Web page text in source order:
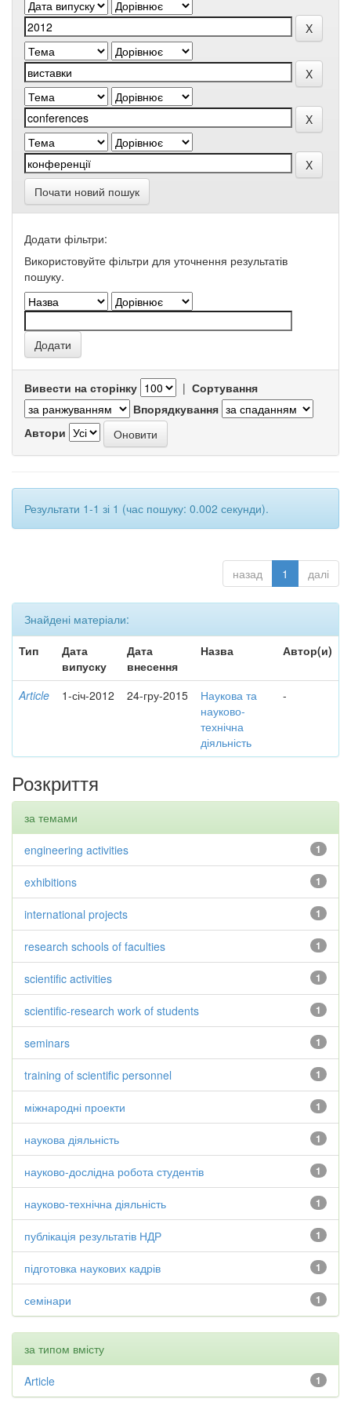
Почати новий пошук
Додати фільтри:
Використовуйте фільтри для уточнення результатів
пошуку.
Вивести на сторінку | Сортування
Впорядкування
Автори
Результати 1-1 зі 1 (час пошуку: 0.002 секунди).
назад 1 далі
Знайдені матеріали:
Тип
Дата
випуску
Дата
внесення
Назва Автор(и)
Article 1-січ-2012 24-гру-2015
Наукова та
науково-
технічна
діяльність
-
Розкриття
за темами
1
engineering activities
1
exhibitions
1
international projects
1
research schools of faculties
1
scientific activities
1
scientific-research work of students
1
seminars
1
training of scientific personnel
1
міжнародні проекти
1
наукова діяльність
1
науково-дослідна робота студентів
1
науково-технічна діяльність
1
публікація результатів НДР
1
підготовка наукових кадрів
1
семінари
за типом вмісту
1
Article